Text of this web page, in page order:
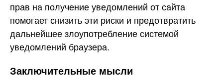
прав на получение уведомлений от сайта
помогает снизить эти риски и предотвратить
дальнейшее злоупотребление системой
уведомлений браузера.
Заключительные мысли